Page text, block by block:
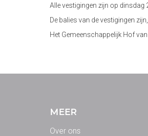
Alle vestigingen zijn op dinsdag
De balies van de vestigingen
Het Gemeenschappelijk Hof
MEER
Over ons